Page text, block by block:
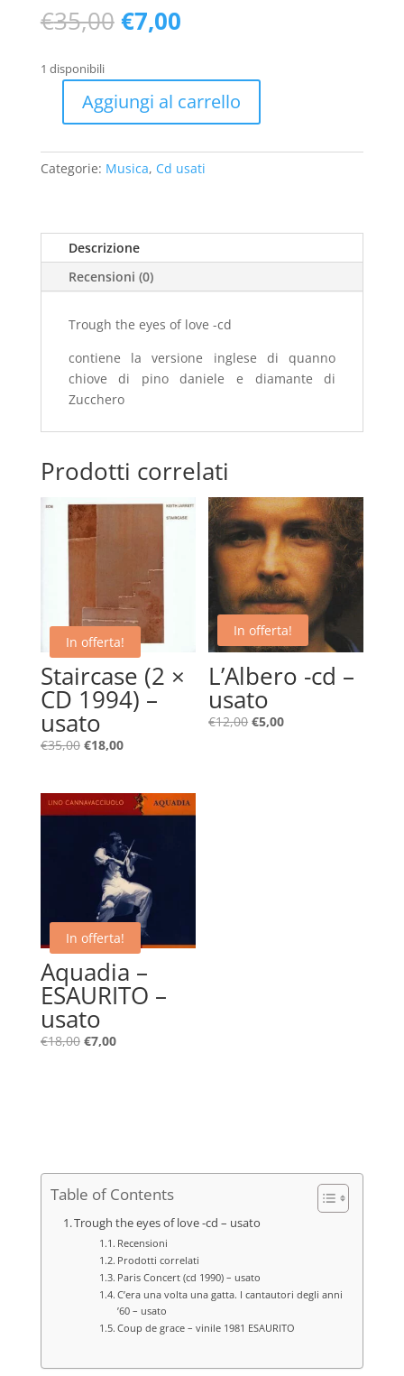
€35,00 Il
prezzo
era:
€35,00.
€7,00Il
è:
€7,00.
1 disponibili
Trough
eyes
of
cd
usato
Aggiungi al carrello
Categorie: Musica, Cd usati
Descrizione
Recensioni (0)
Trough the eyes of love -cd
contiene la versione inglese di quanno
chiove di pino daniele e diamante di
Zucchero
Prodotti correlati
In offerta!
Staircase (2 ×
CD 1994) –
usato
€35,00 Il
era:
€18,00Il
è:
In offerta!
L’Albero -cd –
usato
€12,00 Il
€5,00Il
In offerta!
Aquadia –
ESAURITO –
usato
€18,00 Il
€7,00Il
Table of Contents
Trough the eyes of love -cd – usato
Recensioni
Prodotti correlati
Paris Concert (cd 1990) – usato
C’era una volta una gatta. I cantautori degli anni
’60 – usato
Coup de grace – vinile 1981 ESAURITO